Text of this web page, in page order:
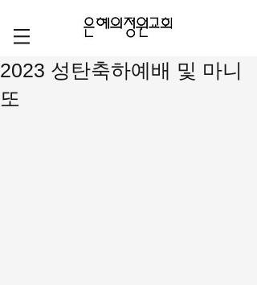
2023 성탄축하예배 및 마니
또